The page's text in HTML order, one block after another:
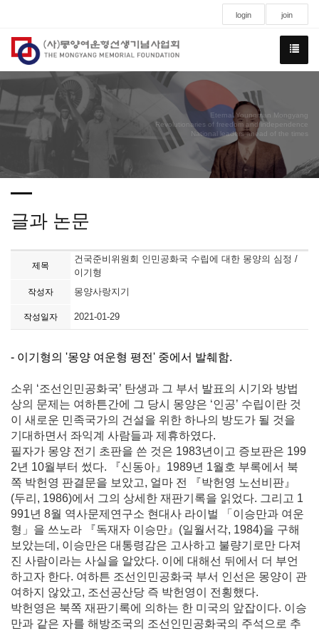
login join
Eternal Youngman Mongyang
Revolutionaries of freedom and independence
National leaders ahead of the times
글과 논문
제목
건국준비위원회 인민공화국 수립에 대한 몽양의 심정 /
이기형
작성자 몽양사랑지기
작성일자 2021-01-29
- 이기형의 '몽양 여운형 평전' 중에서 발췌함.
소위 ‘조선인민공화국’ 탄생과 그 부서 발표의 시기와 방법
상의 문제는 여하튼간에 그 당시 몽양은 ‘인공’ 수립이란 것
이 새로운 민족국가의 건설을 위한 하나의 방도가 될 것을
기대하면서 좌익계 사람들과 제휴하였다.
필자가 몽양 전기 초판을 쓴 것은 1983년이고 증보판은 199
2년 10월부터 썼다. 『신동아』1989년 1월호 부록에서 북
쪽 박헌영 판결문을 보았고, 얼마 전 『박헌영 노선비판』
(두리, 1986)에서 그의 상세한 재판기록을 읽었다. 그리고 1
991년 8월 역사문제연구소 현대사 라이벌 「이승만과 여운
형」을 쓰노라 『독재자 이승만』(일월서각, 1984)을 구해
보았는데, 이승만은 대통령감은 고사하고 불량기로만 다져
진 사람이라는 사실을 알았다. 이에 대해선 뒤에서 더 부언
하고자 한다. 여하튼 조선인민공화국 부서 인선은 몽양이 관
여하지 않았고, 조선공산당 즉 박헌영이 전횡했다.
박헌영은 북쪽 재판기록에 의하는 한 미국의 앞잡이다. 이승
만과 같은 자를 해방조국의 조선인민공화국의 주석으로 추